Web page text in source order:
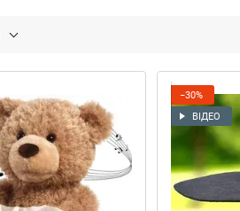
−30%
ВІДЕО